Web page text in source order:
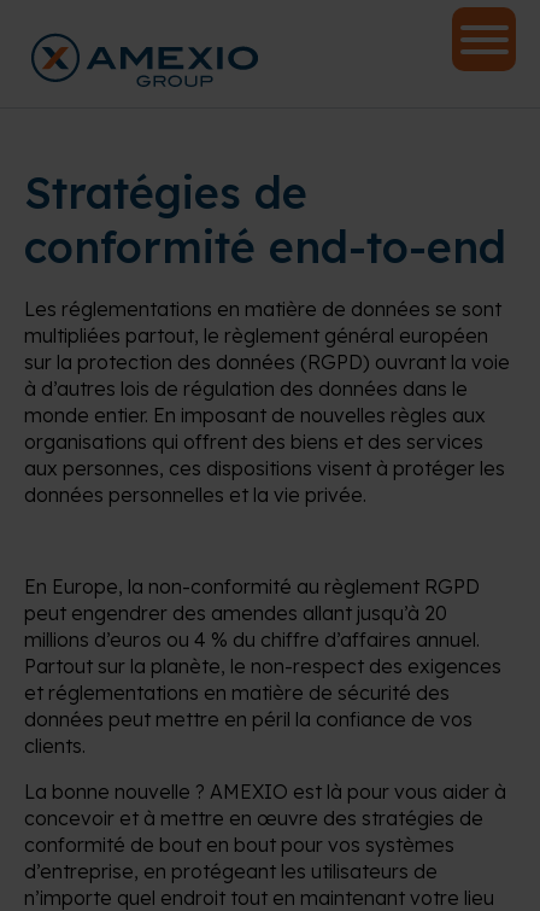
Stratégies de
conformité end-to-end
Les réglementations en matière de données se sont
multipliées partout, le règlement général européen
sur la protection des données (RGPD) ouvrant la voie
à d’autres lois de régulation des données dans le
monde entier. En imposant de nouvelles règles aux
organisations qui offrent des biens et des services
aux personnes, ces dispositions visent à protéger les
données personnelles et la vie privée.
En Europe, la non-conformité au règlement RGPD
peut engendrer des amendes allant jusqu’à 20
millions d’euros ou 4 % du chiffre d’affaires annuel.
Partout sur la planète, le non-respect des exigences
et réglementations en matière de sécurité des
données peut mettre en péril la confiance de vos
clients.
La bonne nouvelle ? AMEXIO est là pour vous aider à
concevoir et à mettre en œuvre des stratégies de
conformité de bout en bout pour vos systèmes
d’entreprise, en protégeant les utilisateurs de
n’importe quel endroit tout en maintenant votre lieu